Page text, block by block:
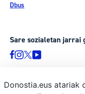
Dbus
Sare sozialetan jarrai
Donostia.eus atariak